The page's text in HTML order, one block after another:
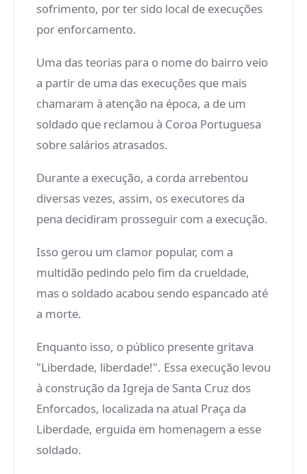
sofrimento, por ter sido local de execuções
por enforcamento.
Uma das teorias para o nome do bairro veio
a partir de uma das execuções que mais
chamaram à atenção na época, a de um
soldado que reclamou à Coroa Portuguesa
sobre salários atrasados.
Durante a execução, a corda arrebentou
diversas vezes, assim, os executores da
pena decidiram prosseguir com a execução.
Isso gerou um clamor popular, com a
multidão pedindo pelo fim da crueldade,
mas o soldado acabou sendo espancado até
a morte.
Enquanto isso, o público presente gritava
"Liberdade, liberdade!". Essa execução levou
à construção da Igreja de Santa Cruz dos
Enforcados, localizada na atual Praça da
Liberdade, erguida em homenagem a esse
soldado.